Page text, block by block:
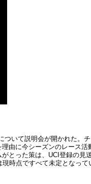
いて説明会が開かれた
に今シーズンのレース
った策は、UCI登録の
時点ですべて未定となって